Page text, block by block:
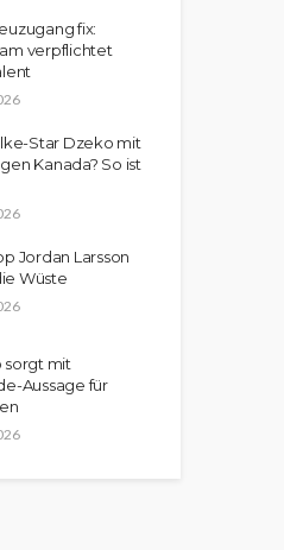
fix:
verpflichtet
Star Dzeko mit
Kanada? So ist
Jordan Larsson
Wüste
sorgt mit
Aussage für